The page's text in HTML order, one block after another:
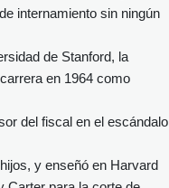
internamiento sin ningún
de Stanford, la
en 1964 como
del fiscal en el escándalo
y enseñó en Harvard